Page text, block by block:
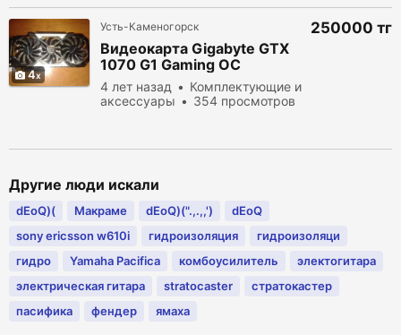
4
Усть-Каменогорск
Видеокарта Gigabyte GTX
1070 G1 Gaming OC
4 лет назад
Комплектующие и
аксессуары
354 просмотров
250000 тг
Другие люди искали
dEoQ)( Макраме dEoQ)(".,.,,')
dEoQ
sony ericsson w610i
гидроизоляция
гидроизоляци
гидро
Yamaha Pacifica комбоусилитель
электогитара
электрическая гитара
stratocaster
стратокастер
пасифика
фендер ямаха